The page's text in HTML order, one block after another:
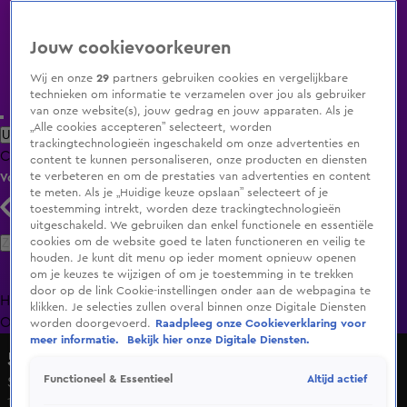
Uitzending Gemist Populaire programma's Zenders Genres
ClipsFilmsRadioSmart TV inlogShop
Volg KIJK
Zoeken
HomeUitzending Gemist Programma's De Bondgenoten
OranjezomerLivestreamsShop
538 Koningsdag
Snelle op 538 Koningsdag
1 mei 2023, 17:29
Jouw cookievoorkeuren
Wij en onze29 partners gebruiken cookies en vergelijkbare
technieken om informatie te verzamelen over jou als gebruiker
van onze website(s), jouw gedrag en jouw apparaten. Als je
„Alle cookies accepteren” selecteert, worden
trackingtechnologieën ingeschakeld om onze advertenties en
content te kunnen personaliseren, onze producten en diensten
te verbeteren en om de prestaties van advertenties en content
te meten. Als je „Huidige keuze opslaan” selecteert of je
toestemming intrekt, worden deze trackingtechnologieën
uitgeschakeld. We gebruiken dan enkel functionele en essentiële
cookies om de website goed te laten functioneren en veilig te
houden. Je kunt dit menu op ieder moment opnieuw openen
om je keuzes te wijzigen of om je toestemming in te trekken
door op de link Cookie-instellingen onder aan de webpagina te
klikken. Je selecties zullen overal binnen onze Digitale Diensten
worden doorgevoerd.
Raadpleeg onze Cookieverklaring voor
meer informatie.
Bekijk hier onze Digitale Diensten.
Functioneel & Essentieel Altijd actief